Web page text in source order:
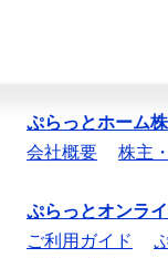
ぷらっとホーム
会社概要
株主
ぷらっとオンラ
ご利用ガイド